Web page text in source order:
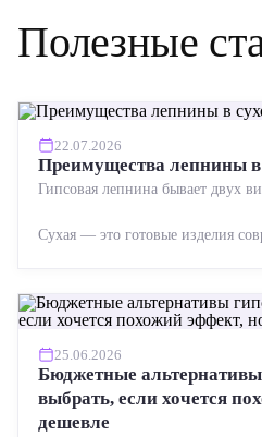
Полезные
22.07.2026
Преимущества лепнины в
Гипсовая лепнина бывает двух
Сухая — это готовые изделия
25.06.2026
Бюджетные
выбрать, если хочется
дешевле